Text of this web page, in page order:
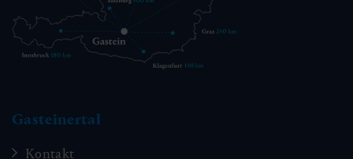
Gasteinertal
Kontakt